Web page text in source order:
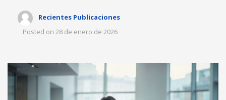
Recientes Publicaciones
Posted on 28 de enero de 2026